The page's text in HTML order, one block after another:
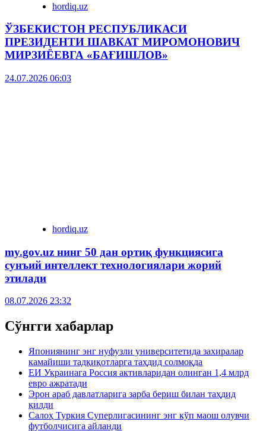
hordiq.uz
ЎЗБЕКИСТОН РЕСПУБЛИКАСИ
ПРЕЗИДЕНТИ ШАВКАТ МИРОМОНОВИЧ
МИРЗИЁЕВГА «БАҒИШЛОВ»
24.07.2026 06:03
hordiq.uz
my.gov.uz нинг 50 дан ортиқ функциясига
сунъий интеллект технологиялари жорий
этилади
08.07.2026 23:32
Сўнгги хабарлар
Япониянинг энг нуфузли университетида захиралар
камайиши тадқиқотларга таҳдид солмоқда
ЕИ Украинага Россия активларидан олинган 1,4 млрд
евро ажратади
Эрон араб давлатларига зарба бериш билан таҳдид
қилди
Салоҳ Туркия Суперлигасининг энг кўп маош олувчи
футболчисига айланди